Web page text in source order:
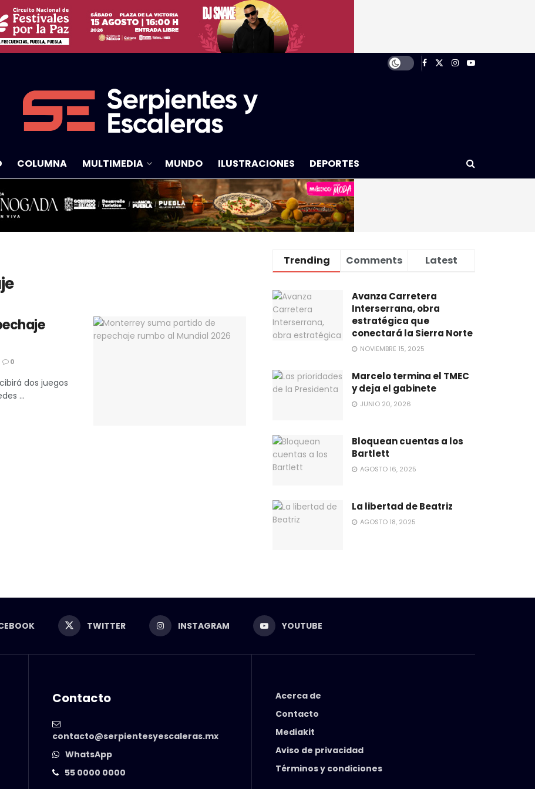
COLUMNA MULTIMEDIA MUNDO ILUSTRACIONES DEPORTES
0
dos juegos
...
Trending Comments Latest
Avanza Carretera
Interserrana, obra
estratégica que
conectará la Sierra Norte
NOVIEMBRE 15, 2025
Marcelo termina el TMEC
y deja el gabinete
JUNIO 20, 2026
Bloquean cuentas a los
Bartlett
AGOSTO 16, 2025
La libertad de Beatriz
AGOSTO 18, 2025
TWITTER INSTAGRAM YOUTUBE
Contacto
contacto@serpientesyescaleras.mx
WhatsApp
55 0000 0000
Acerca de
Contacto
Mediakit
Aviso de privacidad
Términos y condiciones